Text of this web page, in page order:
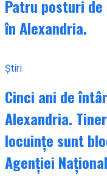
Patru posturi
în Alexandria.
Știri
Cinci ani de
Alexandria.
locuințe sunt
Agenției